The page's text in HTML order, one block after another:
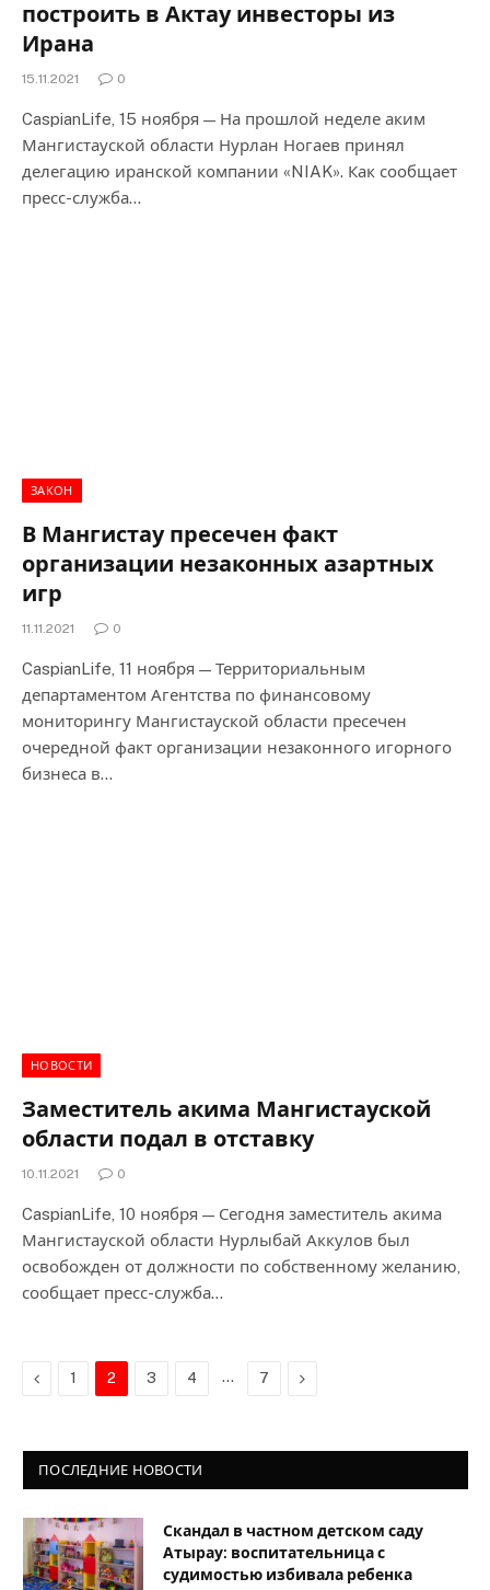
построить в Актау инвесторы из
Ирана
15.11.2021 0
CaspianLife, 15 ноября — На прошлой неделе аким
Мангистауской области Нурлан Ногаев принял
делегацию иранской компании «NIAK». Как сообщает
пресс-служба…
ЗАКОН
В Мангистау пресечен факт
организации незаконных азартных
игр
11.11.2021 0
CaspianLife, 11 ноября — Территориальным
департаментом Агентства по финансовому
мониторингу Мангистауской области пресечен
очередной факт организации незаконного игорного
бизнеса в…
НОВОСТИ
Заместитель акима Мангистауской
области подал в отставку
10.11.2021 0
CaspianLife, 10 ноября — Сегодня заместитель акима
Мангистауской области Нурлыбай Аккулов был
освобожден от должности по собственному желанию,
сообщает пресс-служба…
Previous
1 2 3 4 … 7 Next
ПОСЛЕДНИЕ НОВОСТИ
Скандал в частном детском саду
Атырау: воспитательница с
судимостью избивала ребенка